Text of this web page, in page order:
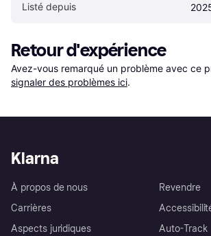
Listé depuis
Retour d'expérience
Avez-vous remarqué un problème avec ce
signaler des problèmes ici.
Klarna
À propos de nous
Carrières
Aspects juridiques
Revendre
Auto-Track